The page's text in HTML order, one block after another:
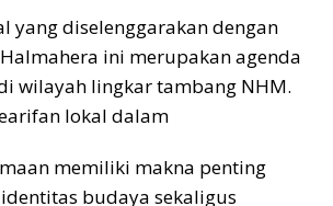
yang diselenggarakan dengan
ini merupakan agenda
wilayah lingkar tambang NHM.
lokal dalam
memiliki makna penting
budaya sekaligus